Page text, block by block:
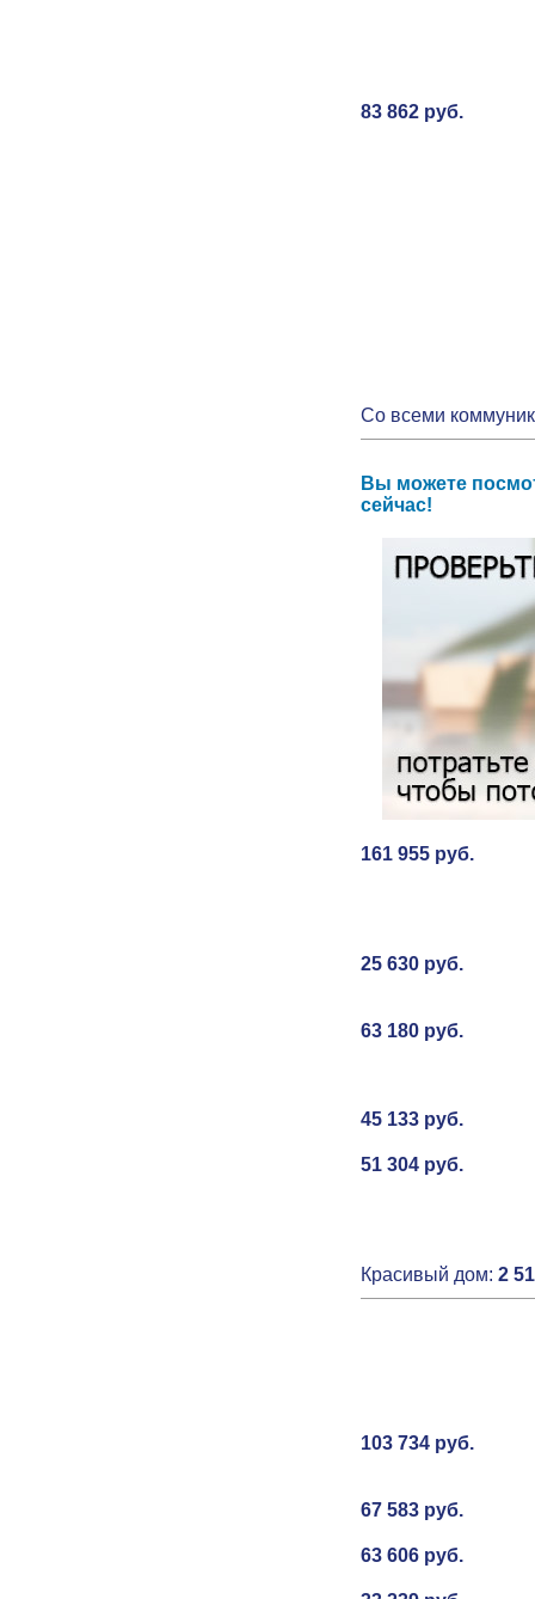
83 862 руб.
Со всеми
Вы можете
сейчас!
161 955 руб.
25 630 руб.
63 180 руб.
45 133 руб.
51 304 руб.
Красивый дом: 2
103 734 руб.
67 583 руб.
63 606 руб.